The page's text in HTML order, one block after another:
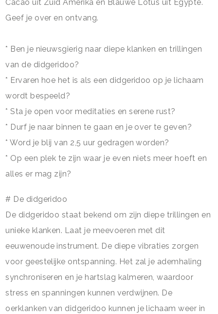
Cacao uit Zuid Amerika en Blauwe Lotus uit Egypte.
Geef je over en ontvang.
* Ben je nieuwsgierig naar diepe klanken en trillingen
van de didgeridoo?
* Ervaren hoe het is als een didgeridoo op je lichaam
wordt bespeeld?
* Sta je open voor meditaties en serene rust?
* Durf je naar binnen te gaan en je over te geven?
* Word je blij van 2,5 uur gedragen worden?
* Op een plek te zijn waar je even niets meer hoeft en
alles er mag zijn?
# De didgeridoo
De didgeridoo staat bekend om zijn diepe trillingen en
unieke klanken. Laat je meevoeren met dit
eeuwenoude instrument. De diepe vibraties zorgen
voor geestelijke ontspanning. Het zal je ademhaling
synchroniseren en je hartslag kalmeren, waardoor
stress en spanningen kunnen verdwijnen. De
oerklanken van didgeridoo kunnen je lichaam weer in